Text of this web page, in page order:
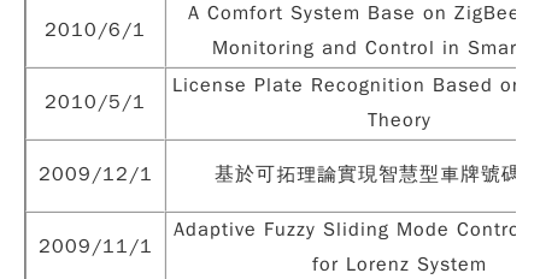
2010/6/1
A Comfort System Base on ZigBee
Monitoring and Control in Smart
2010/5/1
License Plate Recognition Based on
Theory
2009/12/1 基於可拓理論實現智慧型車牌號碼
2009/11/1
Adaptive Fuzzy Sliding Mode
for Lorenz System